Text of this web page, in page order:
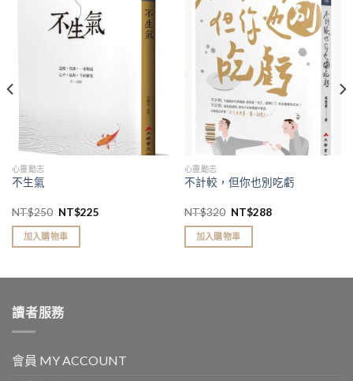
「願
望清
單」
心靈勵志
不生氣
NT$250 NT$225
加入購物車
加入
「願
望清
單」
心靈勵志
不計較，但你也別吃虧
NT$320 NT$288
加入購物車
讀者服務
會員 MY ACCOUNT